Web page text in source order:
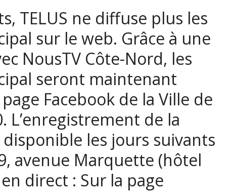
TELUS ne diffuse plus les
sur le web. Grâce à une
NousTV Côte-Nord, les
seront maintenant
Facebook de la Ville de
L’enregistrement de la
les jours suivants
avenue Marquette (hôtel
direct : Sur la page